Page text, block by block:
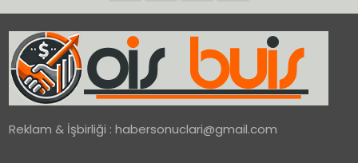
Reklam & İşbirliği :habersonuclari@gmail.com